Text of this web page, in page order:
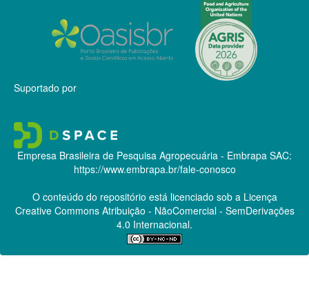
Suportado por
Empresa Brasileira de Pesquisa Agropecuária - Embrapa SAC:
https://www.embrapa.br/fale-conosco
O conteúdo do repositório está licenciado sob a Licença
Creative CommonsAtribuição - NãoComercial - SemDerivações
4.0 Internacional.